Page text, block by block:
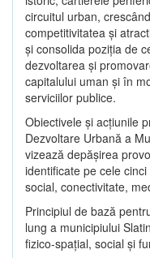
circuitul urban,
competitivitatea şi
şi consolida poziţia de
dezvoltarea şi
capitalului uman şi în
serviciilor publice.
Obiectivele şi acţiunile
Dezvoltare Urbană a
vizează depășirea
identificate pe cele
social, conectivitate,
Principiul de bază
lung a municipiului
fizico-spaţial, social şi